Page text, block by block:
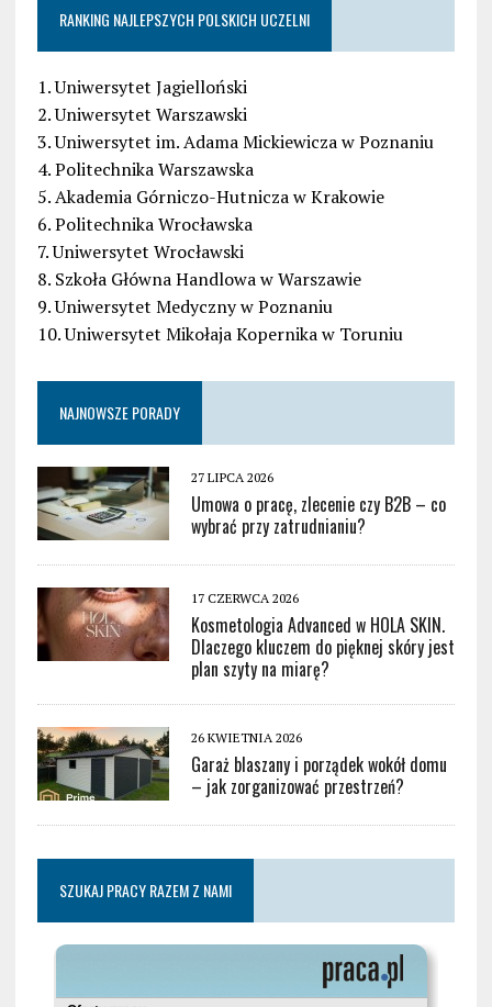
RANKING NAJLEPSZYCH POLSKICH UCZELNI
1. Uniwersytet Jagielloński
2. Uniwersytet Warszawski
3. Uniwersytet im. Adama Mickiewicza w Poznaniu
4. Politechnika Warszawska
5. Akademia Górniczo-Hutnicza w Krakowie
6. Politechnika Wrocławska
7. Uniwersytet Wrocławski
8. Szkoła Główna Handlowa w Warszawie
9. Uniwersytet Medyczny w Poznaniu
10. Uniwersytet Mikołaja Kopernika w Toruniu
NAJNOWSZE PORADY
27 LIPCA 2026
Umowa o pracę, zlecenie czy B2B – co
wybrać przy zatrudnianiu?
17 CZERWCA 2026
Kosmetologia Advanced w HOLA SKIN.
Dlaczego kluczem do pięknej skóry jest
plan szyty na miarę?
26 KWIETNIA 2026
Garaż blaszany i porządek wokół domu
– jak zorganizować przestrzeń?
SZUKAJ PRACY RAZEM Z NAMI